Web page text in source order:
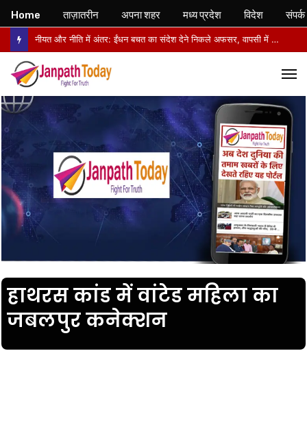
नीयत और नीति में अंतर: ईंधन बचत का संदेश देने निकले अफसर, वापसी में सरकारी वाहनों से लौटे
हाथरस कांड में वांटेड महिला का
जबलपुर कनेक्शन
Home ताज़ातरीन अपना शहर मध्य प्रदेश विदेश संपर्क